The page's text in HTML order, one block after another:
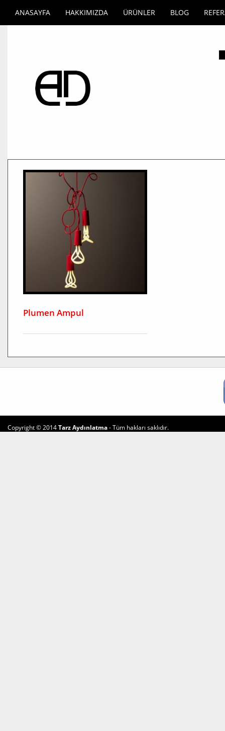
ANASAYFA HAKKIMIZDA ÜRÜNLER BLOG
Plumen Ampul
Copyright © 2014Tarz Aydınlatma- Tüm hakları saklıdır.